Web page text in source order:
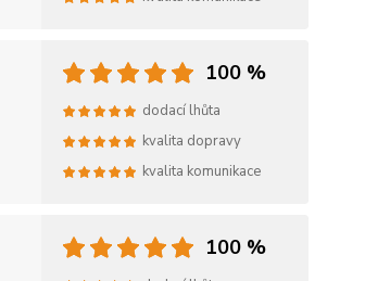
100 %
dodací lhůta
kvalita dopravy
kvalita komunikace
100 %